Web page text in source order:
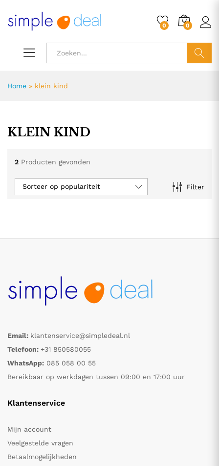
0 0
Home » klein kind
KLEIN KIND
2 Producten gevonden
Filter
Sorteer op populariteit
Email: klantenservice@simpledeal.nl
Telefoon: +31 850580055
WhatsApp: 085 058 00 55
Bereikbaar op werkdagen tussen 09:00 en 17:00 uur
Klantenservice
Mijn account
Veelgestelde vragen
Betaalmogelijkheden